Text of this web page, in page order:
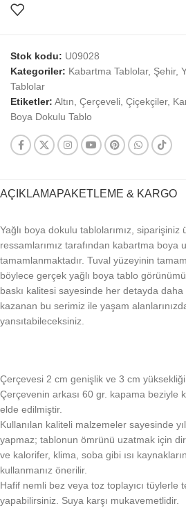
Stok kodu: U09028
Kategoriler: Kabartma Tablolar, Şehir,
Tablolar
Etiketler: Altın, Çerçeveli, Çiçekçiler,
Boya Dokulu Tablo
AÇIKLAMAPAKETLEME & KARGO
Yağlı boya dokulu tablolarımız, siparişiniz
ressamlarımız tarafından kabartma boya
tamamlanmaktadır. Tuval yüzeyinin
böylece gerçek yağlı boya tablo
baskı kalitesi sayesinde her detayda
kazanan bu serimiz ile yaşam
yansıtabileceksiniz.
Çerçevesi 2 cm genişlik ve 3 cm
Çerçevenin arkası 60 gr. kapama beziyle
elde edilmiştir.
Kullanılan kaliteli malzemeler sayesinde
yapmaz; tablonun ömrünü uzatmak için
ve kalorifer, klima, soba gibi ısı
kullanmanız önerilir.
Hafif nemli bez veya toz toplayıcı tüylerle
yapabilirsiniz. Suya karşı mukavemetlidir.